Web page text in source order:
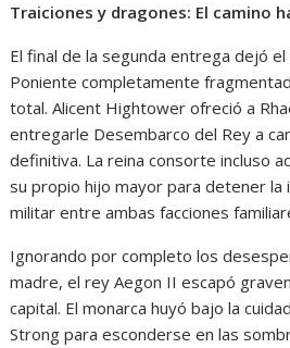
Traiciones y dragones: El camino
El final de la segunda entrega dejó
Poniente completamente
total. Alicent Hightower ofreció a
entregarle Desembarco del Rey a
definitiva. La reina consorte incluso
su propio hijo mayor para detener la
militar entre ambas facciones
Ignorando por completo los
madre, el rey Aegon II escapó
capital. El monarca huyó bajo la
Strong para esconderse en las